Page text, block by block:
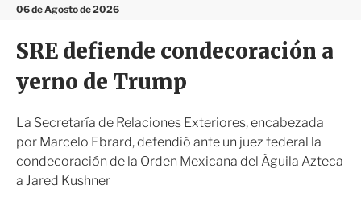
n
06 de Agosto de 2026
n
i
SRE defiende condecoración a
yerno de Trump
La Secretaría de Relaciones Exteriores, encabezada
por Marcelo Ebrard, defendió ante un juez federal la
condecoración de la Orden Mexicana del Águila Azteca
a Jared Kushner